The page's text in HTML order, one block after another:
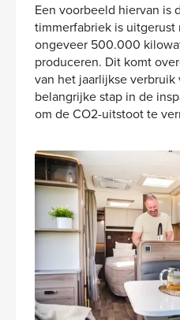
Een voorbeeld hiervan is
timmerfabriek is
ongeveer 500.000
produceren. Dit komt
van het jaarlijkse verbruik
belangrijke stap in de
om de CO2-uitstoot te